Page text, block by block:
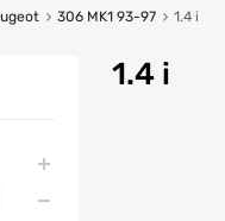
306 MK1 93-97 1.4 i
1.4 i